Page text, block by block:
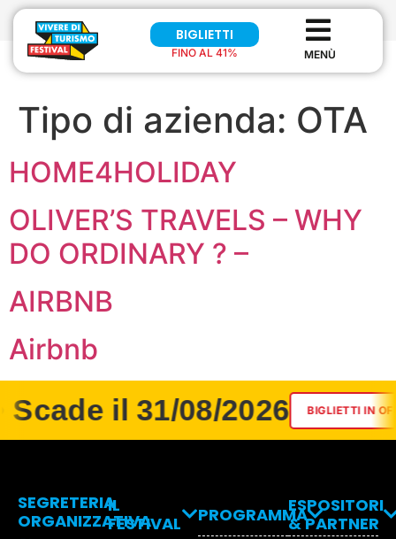
BIGLIETTI
FINO AL 41%
Tipo di azienda: OTA
HOME4HOLIDAY
OLIVER’S TRAVELS – WHY
DO ORDINARY ? –
AIRBNB
Airbnb
il 31/08/2026 BIGLIETTI IN
SEGRETERIA
ORGANIZZATIVA
IL
FESTIVAL
PROGRAMMAESPOSITORI
& PARTNER